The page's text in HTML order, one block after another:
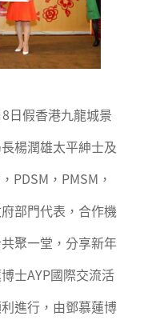
日假香港九龍城景
楊潤雄太平紳士及
PDSM，PMSM，
部門代表，合作機
聚一堂，分享新年
士AYP國際交流活
進行，由鄧慕蓮博